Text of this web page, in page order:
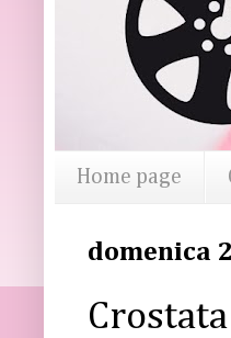
Home page
domenica